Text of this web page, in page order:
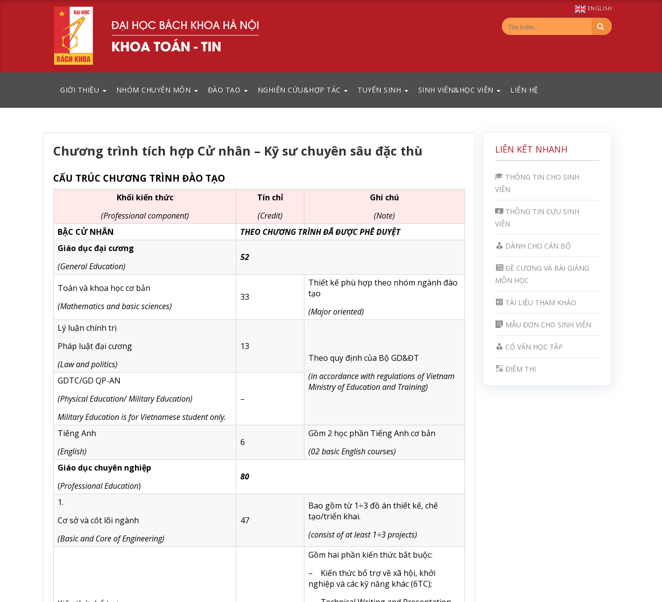
ENGLISH
GIỚI THIỆU NHÓM CHUYÊN MÔN ĐÀO TẠO NGHIÊN CỨU&HỢP TÁC TUYỂN SINH SINH VIÊN&HỌC VIÊN LIÊN HỆ
LIÊN KẾT NHANH
THÔNG TIN CHO SINH
VIÊN
THÔNG TIN CỰU SINH
VIÊN
DÀNH CHO CÁN BỘ
ĐỀ CƯƠNG VÀ BÀI GIẢNG
MÔN HỌC
TÀI LIỆU THAM KHẢO
MẪU ĐƠN CHO SINH VIÊN
CỐ VẤN HỌC TẬP
ĐIỂM THI
Chương trình tích hợp Cử nhân – Kỹ sư chuyên sâu đặc thù
CẤU TRÚC CHƯƠNG TRÌNH ĐÀO TẠO
Khối kiến thức
(Professional component)
Tín chỉ
(Credit)
Ghi chú
(Note)
BẬC CỬ NHÂN
THEO CHƯƠNG TRÌNH ĐÃ ĐƯỢC PHÊ DUYỆT
Giáo dục đại cương
(General Education)
52
Toán và khoa học cơ bản
(Mathematics and basic sciences)
33
Thiết kế phù hợp theo nhóm ngành đào
tạo
(Major oriented)
Lý luận chính trị
Pháp luật đại cương
(Law and politics)
13
Theo quy định của Bộ GD&ĐT
(in accordance with regulations of Vietnam
Ministry of Education and Training)
GDTC/GD QP-AN
(Physical Education/ Military Education)
Military Education is for Vietnamese student only.
–
Tiếng Anh
(English)
6
Gồm 2 học phần Tiếng Anh cơ bản
(02 basic English courses)
Giáo dục chuyên nghiệp
(Professional Education)
80
1.
Cơ sở và cốt lõi ngành
(Basic and Core of Engineering)
47
Bao gồm từ 1÷3 đồ án thiết kế, chế
tạo/triển khai.
(consist of at least 1÷3 projects)
Gồm hai phần kiến thức bắt buộc:
– Kiến thức bổ trợ về xã hội, khởi
nghiệp và các kỹ năng khác (6TC);